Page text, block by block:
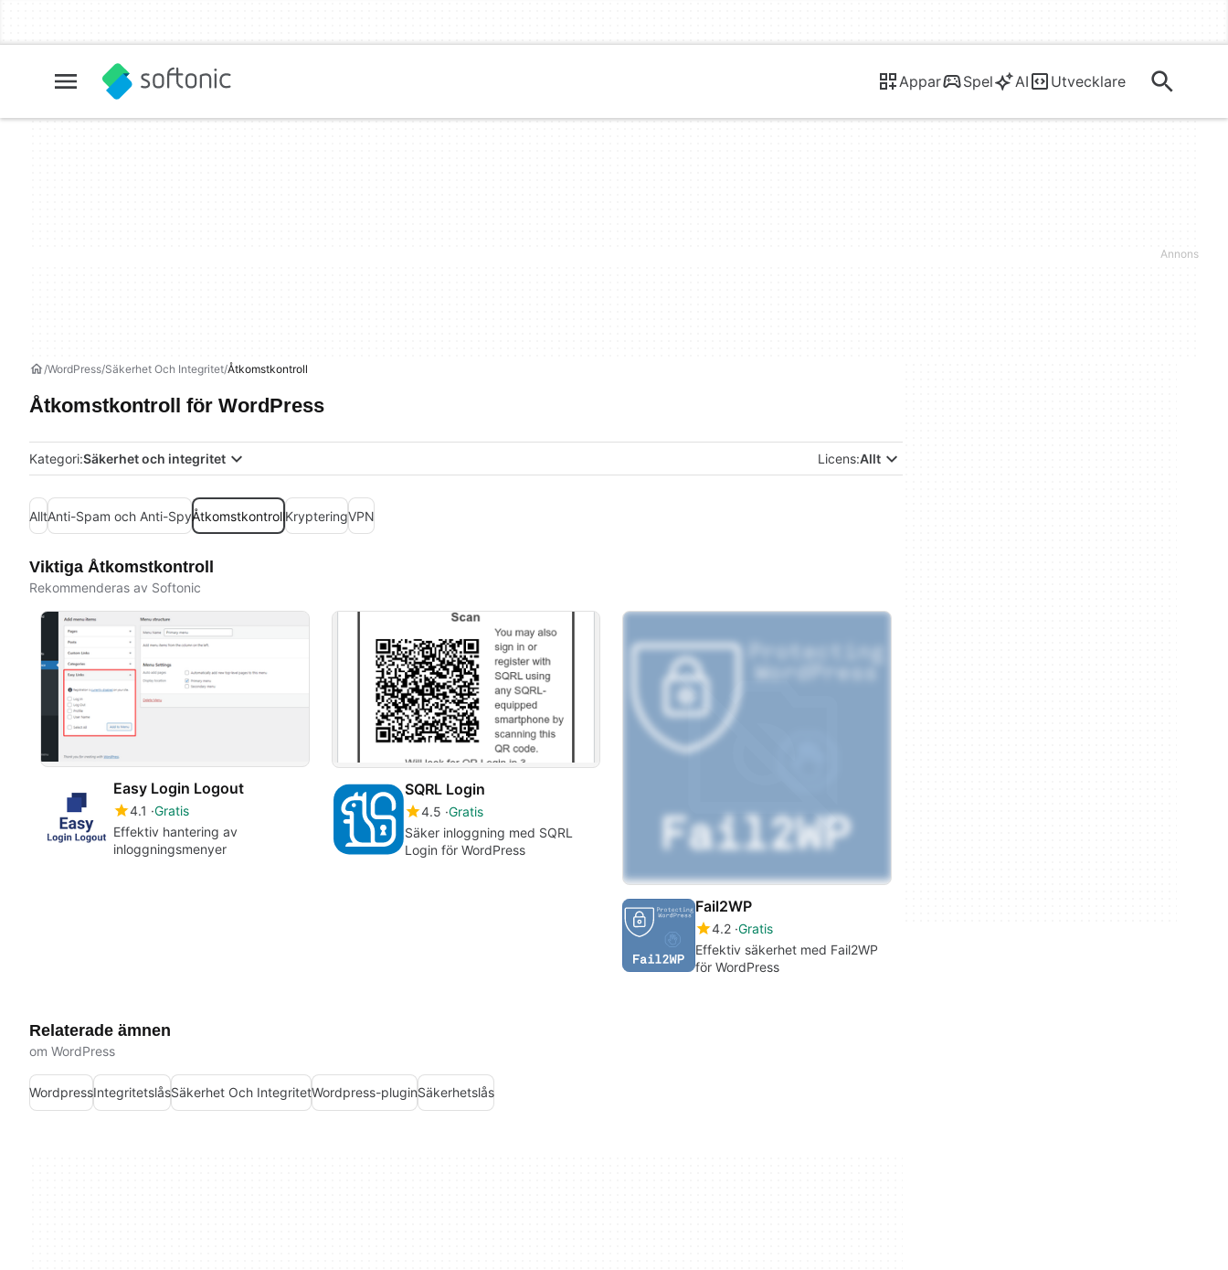
Appar Spel AI Utvecklare
WordPress Säkerhet Och Integritet Åtkomstkontroll
Åtkomstkontroll för WordPress
Kategori:Säkerhet och integritet Licens:Allt
AlltAnti-Spam och Anti-SpyÅtkomstkontrollKrypteringVPN
Viktiga Åtkomstkontroll
Rekommenderas av Softonic
Easy Login Logout
4.1 Gratis
Effektiv hantering av
inloggningsmenyer
SQRL Login
4.5 Gratis
Säker inloggning med SQRL
Login för WordPress
Fail2WP
4.2 Gratis
Effektiv säkerhet med Fail2WP
för WordPress
Relaterade ämnen
om WordPress
WordpressIntegritetslåsSäkerhet Och IntegritetWordpress-pluginSäkerhetslås